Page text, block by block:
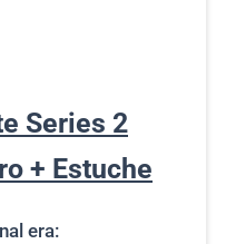
Series 2
+ Estuche
era: